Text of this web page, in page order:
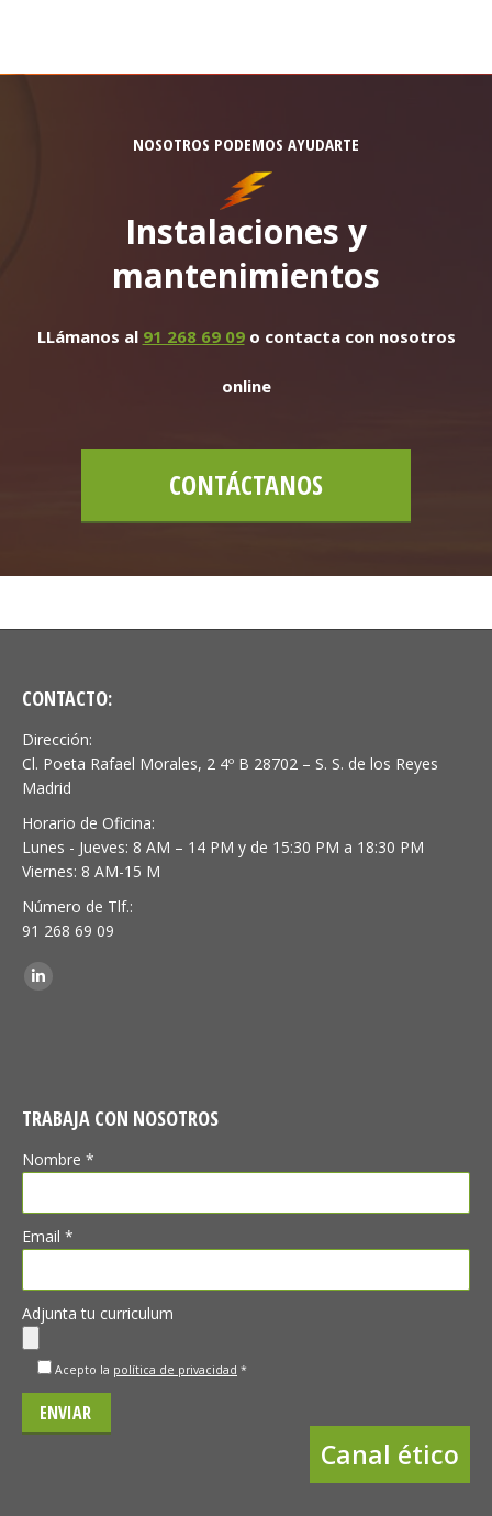
NOSOTROS PODEMOS AYUDARTE
Instalaciones y
mantenimientos
LLámanos al 91 268 69 09o contacta con nosotros
online
CONTÁCTANOS
CONTACTO:
Dirección:
Cl. Poeta Rafael Morales, 2 4º B 28702 – S. S. de los Reyes
Madrid
Horario de Oficina:
Lunes - Jueves: 8 AM – 14 PM y de 15:30 PM a 18:30 PM
Viernes: 8 AM-15 M
Número de Tlf.:
91 268 69 09
Encuéntranos en:
Linkedin
TRABAJA CON NOSOTROS
Nombre *
Email *
Adjunta tu curriculum
Acepto la política de privacidad *
Canal ético